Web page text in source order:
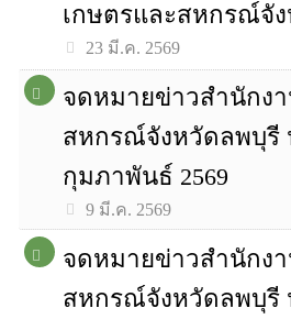
เกษตรและสหกรณ์จั
23 มี.ค. 2569
จดหมายข่าวสำนักง
สหกรณ์จังหวัดลพบุรี
กุมภาพันธ์ 2569
9 มี.ค. 2569
จดหมายข่าวสำนักง
สหกรณ์จังหวัดลพบุรี